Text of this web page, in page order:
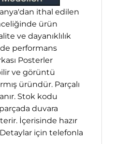
ithal edilen
ürün
ve dayanıklılık
performans
Posterler
ve görüntü
üründür. Parçalı
Stok kodu
duvara
İçerisinde hazır
Detaylar için telefonla